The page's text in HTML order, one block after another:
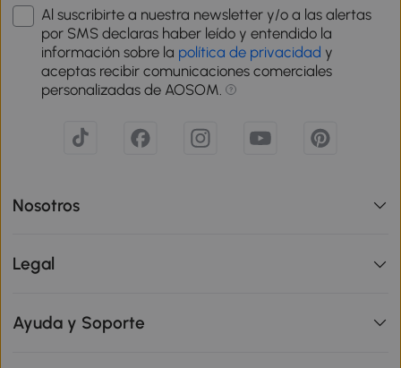
Al suscribirte a nuestra newsletter y/o a las alertas
por SMS declaras haber leído y entendido la
información sobre la política de privacidad y
aceptas recibir comunicaciones comerciales
personalizadas de AOSOM.
Nosotros
Legal
Ayuda y Soporte